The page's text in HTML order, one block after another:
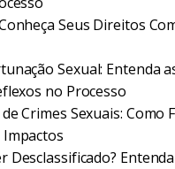
Seus Direitos
Sexual: Entenda
no Processo
Crimes Sexuais: Como
Impactos
Desclassificado?